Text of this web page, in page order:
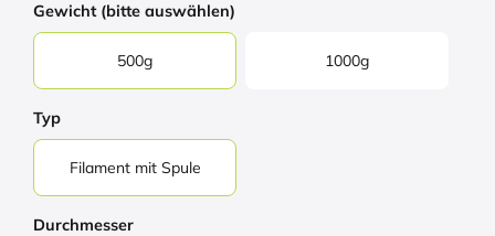
Gewicht (bitte auswählen)
500g 1000g
Typ
Filament mit Spule
Durchmesser